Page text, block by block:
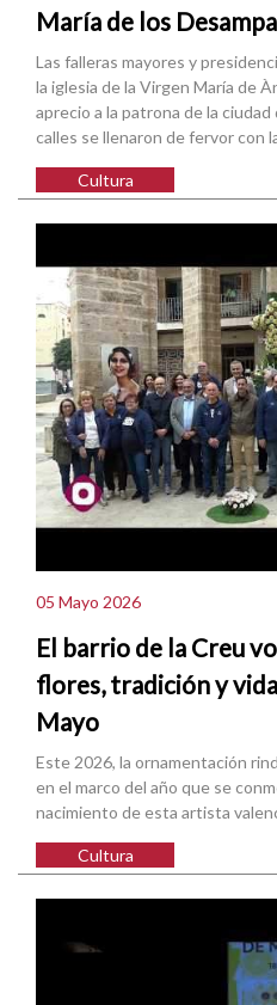
María de los
Las falleras mayores y
la iglesia de la Virgen María de
aprecio a la patrona de la
calles se llenaron de fervor con
Cultura
05 Mayo 2026
El barrio de la Creu
flores, tradición y
Mayo
Este 2026, la ornamentación
en el marco del año que se
nacimiento de esta artista
Cultura